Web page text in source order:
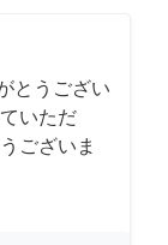
とうござい
いただ
ございま